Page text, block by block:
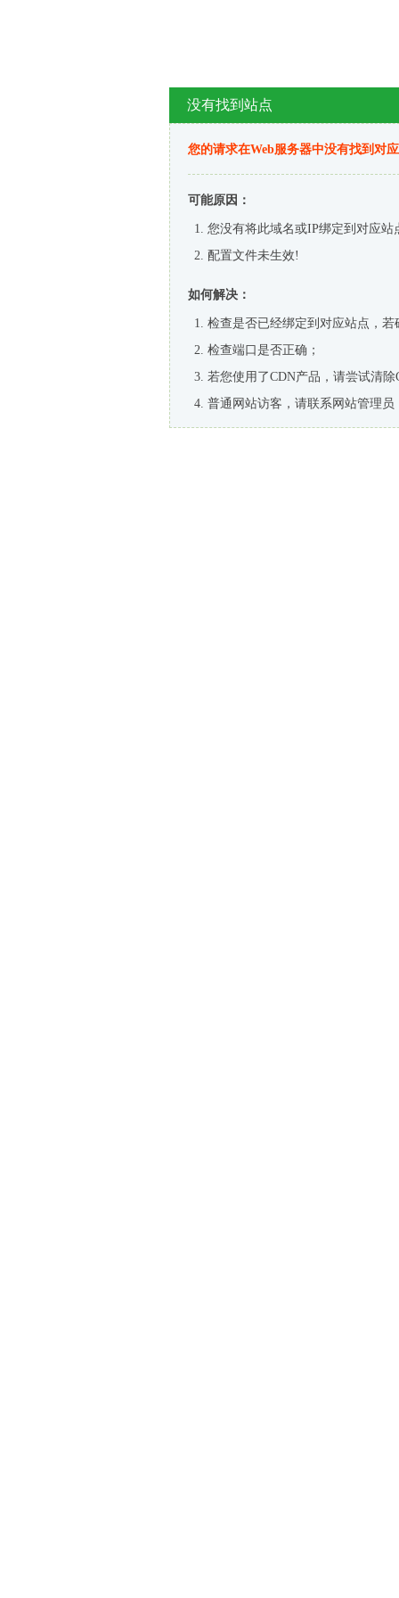
没有找到站点
您的请求在Web服务器中没有找到对
可能原因：
您没有将此域名或IP绑定到对应站
配置文件未生效!
如何解决：
检查是否已经绑定到对应站点，
检查端口是否正确；
若您使用了CDN产品，请尝试清除
普通网站访客，请联系网站管理员